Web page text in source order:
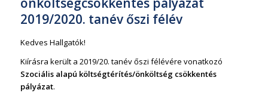
2019/2020. tanév őszi félév
Kedves Hallgatók!
Kiírásra került a 2019/20. tanév őszi félévére vonatkozó
Szociális alapú költségtérítés/önköltség csökkentés
pályázat.